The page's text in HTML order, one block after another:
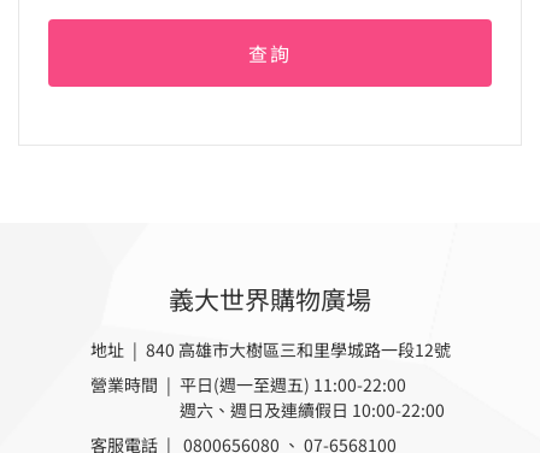
查詢
義大世界購物廣場
地址 | 840 高雄市大樹區三和里學城路一段12號
營業時間 | 平日(週一至週五) 11:00-22:00
週六、週日及連續假日 10:00-22:00
客服電話 | 0800656080 、 07-6568100